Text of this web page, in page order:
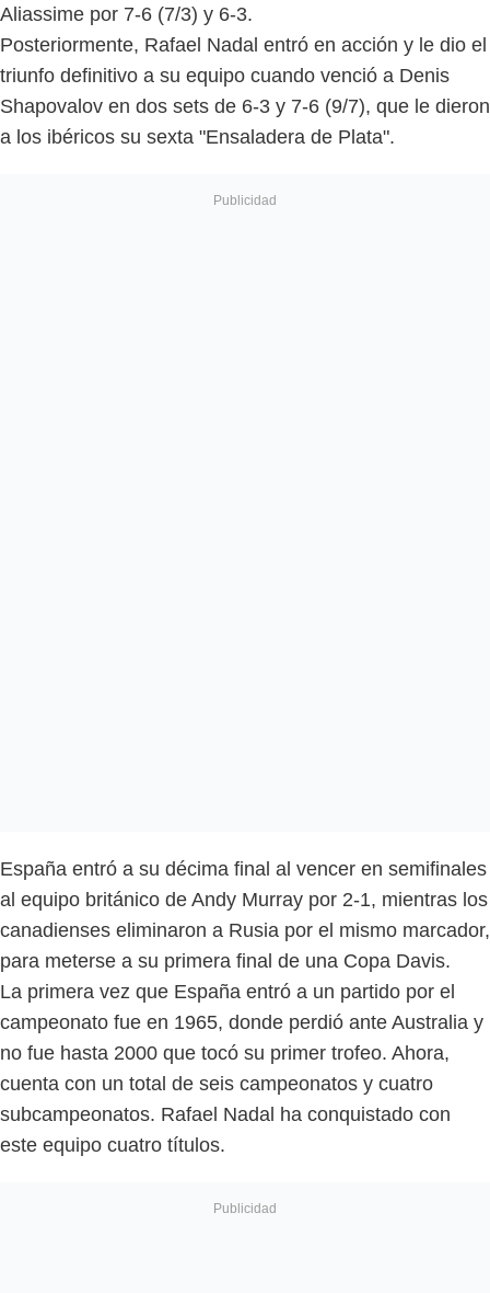
Aliassime por 7-6 (7/3) y 6-3.
Posteriormente, Rafael Nadal entró en acción y le dio el
triunfo definitivo a su equipo cuando venció a Denis
Shapovalov en dos sets de 6-3 y 7-6 (9/7), que le dieron
a los ibéricos su sexta "Ensaladera de Plata".
España entró a su décima final al vencer en semifinales
al equipo británico de Andy Murray por 2-1, mientras los
canadienses eliminaron a Rusia por el mismo marcador,
para meterse a su primera final de una Copa Davis.
La primera vez que España entró a un partido por el
campeonato fue en 1965, donde perdió ante Australia y
no fue hasta 2000 que tocó su primer trofeo. Ahora,
cuenta con un total de seis campeonatos y cuatro
subcampeonatos. Rafael Nadal ha conquistado con
este equipo cuatro títulos.